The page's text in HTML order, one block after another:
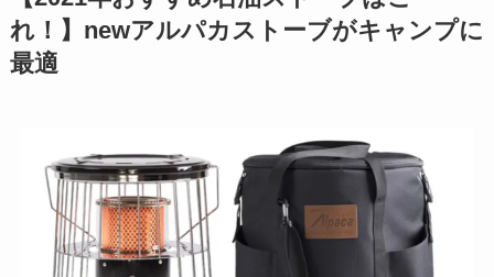
れ！】newアルパカストーブがキャンプに
最適